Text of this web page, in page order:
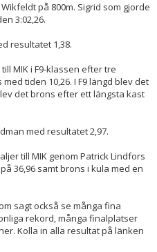
på 800m. Sigrid som gjorde
3:02,26.
resultatet 1,38.
MIK i F9-klassen efter tre
tiden 10,26. I F9 längd blev det
det brons efter ett längsta kast
med resultatet 2,97.
till MIK genom Patrick Lindfors
36,96 samt brons i kula med en
sagt också se många fina
rekord, många finalplatser
Kolla in alla resultat på länken